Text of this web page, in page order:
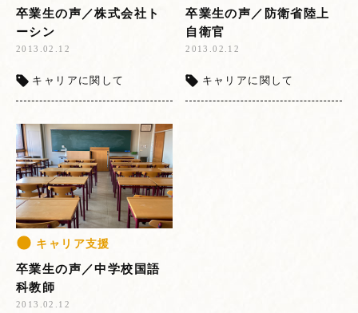
卒業生の声／株式会社ト
ーシン
2013.02.12
キャリアに関して
卒業生の声／防衛省陸上
自衛官
2013.02.12
キャリアに関して
キャリア支援
卒業生の声／中学校国語
科教師
2013.02.12